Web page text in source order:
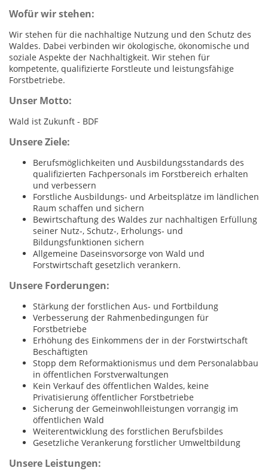
Wofür wir stehen:
Wir stehen für die nachhaltige Nutzung und den Schutz des
Waldes. Dabei verbinden wir ökologische, ökonomische und
soziale Aspekte der Nachhaltigkeit. Wir stehen für
kompetente, qualifizierte Forstleute und leistungsfähige
Forstbetriebe.
Unser Motto:
Wald ist Zukunft - BDF
Unsere Ziele:
Berufsmöglichkeiten und Ausbildungsstandards des
qualifizierten Fachpersonals im Forstbereich erhalten
und verbessern
Forstliche Ausbildungs- und Arbeitsplätze im ländlichen
Raum schaffen und sichern
Bewirtschaftung des Waldes zur nachhaltigen Erfüllung
seiner Nutz-, Schutz-, Erholungs- und
Bildungsfunktionen sichern
Allgemeine Daseinsvorsorge von Wald und
Forstwirtschaft gesetzlich verankern.
Unsere Forderungen:
Stärkung der forstlichen Aus- und Fortbildung
Verbesserung der Rahmenbedingungen für
Forstbetriebe
Erhöhung des Einkommens der in der Forstwirtschaft
Beschäftigten
Stopp dem Reformaktionismus und dem Personalabbau
in öffentlichen Forstverwaltungen
Kein Verkauf des öffentlichen Waldes, keine
Privatisierung öffentlicher Forstbetriebe
Sicherung der Gemeinwohlleistungen vorrangig im
öffentlichen Wald
Weiterentwicklung des forstlichen Berufsbildes
Gesetzliche Verankerung forstlicher Umweltbildung
Unsere Leistungen: